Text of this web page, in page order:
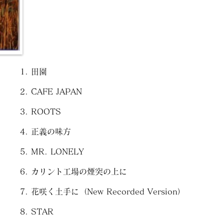
田園
CAFE JAPAN
ROOTS
正義の味方
MR. LONELY
カリント工場の煙突の上に
花咲く土手に（New Recorded Version）
STAR